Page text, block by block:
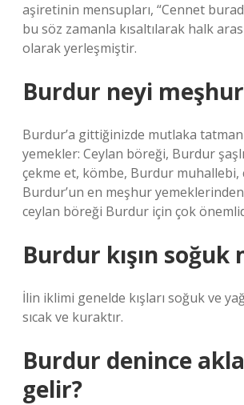
aşiretinin mensupları, “Cennet
bu söz zamanla kısaltılarak halk
olarak yerleşmiştir.
Burdur neyi
Burdur’a gittiğinizde mutlaka
yemekler: Ceylan böreği, Burdur
çekme et, kömbe, Burdur muhallebi,
Burdur’un en meşhur
ceylan böreği Burdur için çok
Burdur kışın soğuk
İlin iklimi genelde kışları soğuk ve
sıcak ve kuraktır.
Burdur denince
gelir?